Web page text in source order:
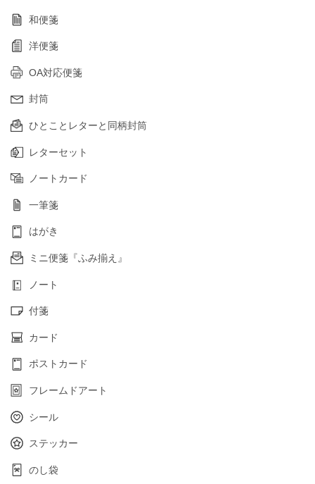
和便箋
洋便箋
OA対応便箋
封筒
ひとことレターと同柄封筒
レターセット
ノートカード
一筆箋
はがき
ミニ便箋『ふみ揃え』
ノート
付箋
カード
ポストカード
フレームドアート
シール
ステッカー
のし袋